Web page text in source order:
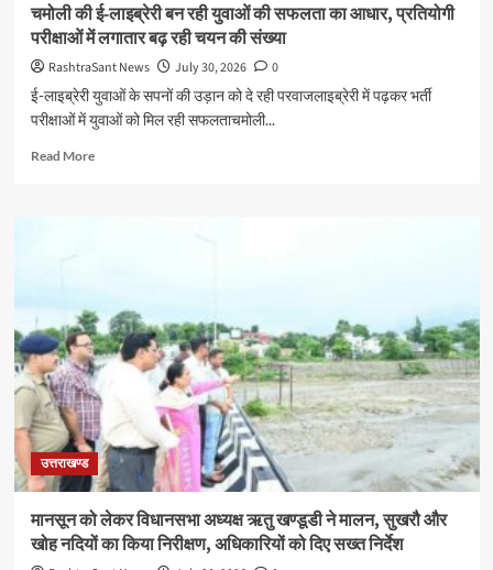
चमोली की ई-लाइब्रेरी बन रही युवाओं की सफलता का आधार, प्रतियोगी
परीक्षाओं में लगातार बढ़ रही चयन की संख्या
RashtraSant News July 30, 2026
0
ई-लाइब्रेरी युवाओं के सपनों की उड़ान को दे रही परवाजलाइब्रेरी में पढ़कर भर्ती
परीक्षाओं में युवाओं को मिल रही सफलताचमोली...
Read MoreRead
रही
युवाओं
की
सफलता
का
आधार,
प्रतियोगी
परीक्षाओं
में
लगातार
बढ़
रही
उत्तराखण्ड
मानसून को लेकर विधानसभा अध्यक्ष ऋतु खण्डूडी ने मालन, सुखरौ और
खोह नदियों का किया निरीक्षण, अधिकारियों को दिए सख्त निर्देश